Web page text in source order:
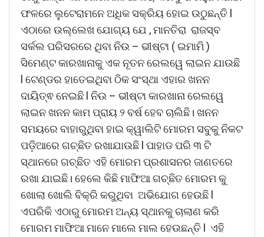
ଫଳରେ ଲୁଟେରାମନେ ଅଧିକ ସକ୍ରିୟ ହୋଇ ଉଠୁଛନ୍ତି l
ଏଠାରେ ଉଲ୍ଲେଖ ଯୋଗ୍ୟ ଯେ , ମାନତିରା ରାଜସ୍ବ
ସର୍କଲ ପରିସରରେ ଥିବା ନିଉ – ଭୀଷ୍ଟା ( ଇମାମି )
ସିମେଣ୍ଟ କାରଖାନାକୁ ଏକ ନୂତନ ରେଲୱେ ଲାଇନ ଯାଉଛି
l ଟେଣ୍ଡର ହାତେଇଥିବା ଠିକ ସଂସ୍ଥା ଏହାର ଖନନ
ଦାୟିତ୍ଵ ନେଇଛି l ନିଉ – ଭୀଷ୍ଟା କାରଖାନା ରେଲୱେ
ଲାଇନ ଖନନ କାମ ପ୍ରାୟ ୨ ବର୍ଷ ହେବ ଚାଲିଛି। ଖନନ
ସମୟରେ ବାହାରୁଥିବା ହାଇ କ୍ୱାଲିଟି ମୋରମ ସବୁକୁ ନିକଟ
ପଡ଼ିଆରେ ଗଚ୍ଛିତ ରଖାଯାଉଛି l ପାହାଡ ପରି ୩ ଟି
ସ୍ଥାନରେ ଗଚ୍ଛିତ ଏହି ମୋରମ ପ୍ରଶାସନର ଜାଣତରେ
ରଖା ଯାଇଛି। ହେଲେ କିଛି ମାଫିଆ ଗଚ୍ଛିତ ମୋରମ କୁ
ଖୋଲା ଖୋଲି ବିକ୍ରି କରୁଥିବା ଅଭିଯୋଗ ହେଉଛି l
ଏପରିକି ଏଠାରୁ ମୋରମ ଅନ୍ୟ ସ୍ଥାନକୁ ଚାଲାଣ କରି
ମୋରମ ମାଫିଆ ମାନେ ମାଲେ ମାଲ ହେଉଛନ୍ତି l ଏହି